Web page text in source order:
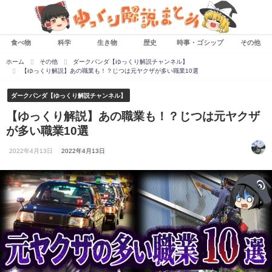
食べ物 科学 生き物 歴史 時事・ゴシップ その他
ホーム その他
ダークパンダ【ゆっくり解説チャンネル】
【ゆっくり解説】あの職業も！？じつは元ヤクザが多い職業10選
ダークパンダ【ゆっくり解説チャンネル】
【ゆっくり解説】あの職業も！？じつは元ヤクザ
が多い職業10選
2022年4月13日 2022年4月13日